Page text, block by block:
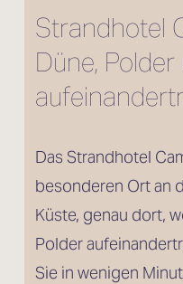
Strandhotel
Düne,
Das Strandhotel
besonderen Ort an
Küste, genau dort,
Polder
Sie in wenigen